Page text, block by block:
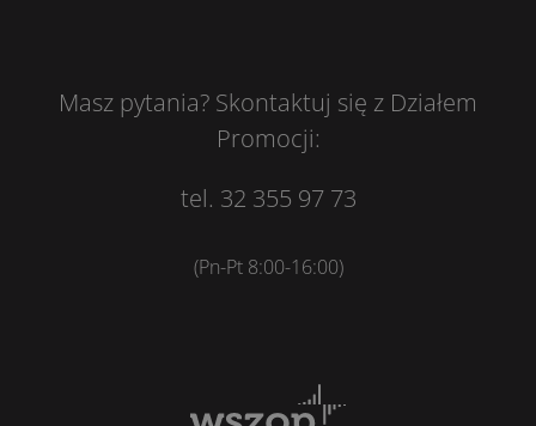
Masz pytania? Skontaktuj się z Działem
Promocji:
tel. 32 355 97 73
(Pn-Pt 8:00-16:00)